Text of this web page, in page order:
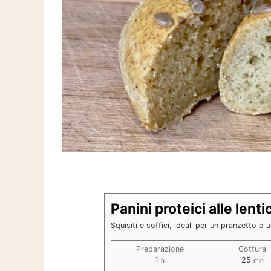
Panini proteici alle
Squisiti e soffici, ideali per un pranzetto o
Preparazione
1 ora
h
Cottura
25minuti
min